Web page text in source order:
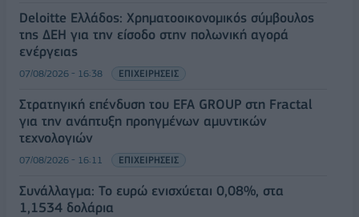
Deloitte Ελλάδος: Χρηματοοικονομικός σύμβουλος
της ΔΕΗ για την είσοδο στην πολωνική αγορά
ενέργειας
07/08/2026 - 16:38 ΕΠΙΧΕΙΡΗΣΕΙΣ
Στρατηγική επένδυση του EFA GROUP στη Fractal
για την ανάπτυξη προηγμένων αμυντικών
τεχνολογιών
07/08/2026 - 16:11 ΕΠΙΧΕΙΡΗΣΕΙΣ
Συνάλλαγμα: Το ευρώ ενισχύεται 0,08%, στα
1,1534 δολάρια